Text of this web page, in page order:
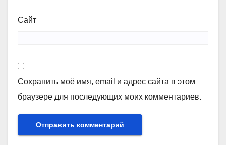
Сайт
Сохранить моё имя, email и адрес сайта в этом
браузере для последующих моих комментариев.